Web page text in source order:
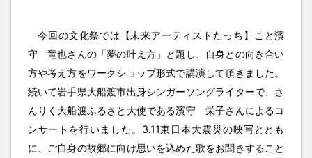
今回の文化祭では【未来アーティストたっち】こと濱
守 竜也さんの「夢の叶え方」と題し、自身との向き合い
方や考え方をワークショップ形式で講演して頂きました。
続いて岩手県大船渡市出身シンガーソングライターで、さ
んりく大船渡ふるさと大使である濱守 栄子さんによるコ
ンサートを行いました。3.11東日本大震災の映写ととも
に、ご自身の故郷に向け思いを込めた歌をお聞きすること